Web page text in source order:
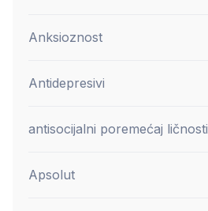
Anksioznost
Antidepresivi
antisocijalni poremećaj ličnosti
Apsolut